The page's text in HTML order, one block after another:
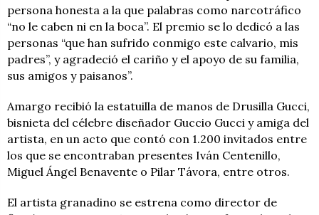
persona honesta a la que palabras como narcotráfico
“no le caben ni en la boca”. El premio se lo dedicó a las
personas “que han sufrido conmigo este calvario, mis
padres”, y agradeció el cariño y el apoyo de su familia,
sus amigos y paisanos”.
Amargo recibió la estatuilla de manos de Drusilla Gucci,
bisnieta del célebre diseñador Guccio Gucci y amiga del
artista, en un acto que contó con 1.200 invitados entre
los que se encontraban presentes Iván Centenillo,
Miguel Ángel Benavente o Pilar Távora, entre otros.
El artista granadino se estrena como director de